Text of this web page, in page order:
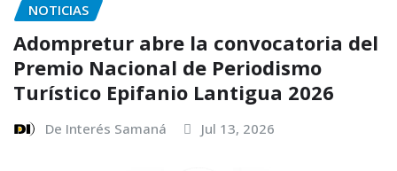
NOTICIAS
Adompretur abre la convocatoria del
Premio Nacional de Periodismo
Turístico Epifanio Lantigua 2026
De Interés Samaná Jul 13, 2026